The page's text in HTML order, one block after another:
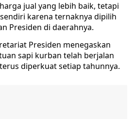
jual yang lebih baik, tetapi
karena ternaknya dipilih
Presiden di daerahnya.
Presiden menegaskan
sapi kurban telah berjalan
diperkuat setiap tahunnya.